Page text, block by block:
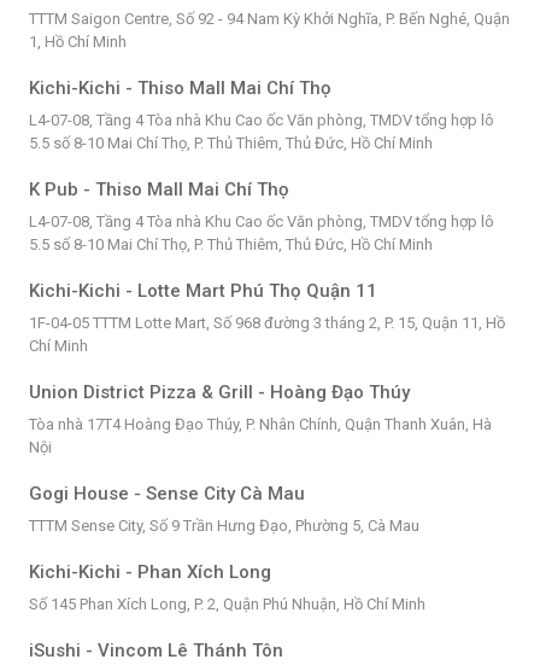
TTTM Saigon Centre, Số 92 - 94 Nam Kỳ Khởi Nghĩa, P. Bến Nghé, Quận
1, Hồ Chí Minh
Kichi-Kichi - Thiso Mall Mai Chí Thọ
L4-07-08, Tầng 4 Tòa nhà Khu Cao ốc Văn phòng, TMDV tổng hợp lô
5.5 số 8-10 Mai Chí Thọ, P. Thủ Thiêm, Thủ Đức, Hồ Chí Minh
K Pub - Thiso Mall Mai Chí Thọ
L4-07-08, Tầng 4 Tòa nhà Khu Cao ốc Văn phòng, TMDV tổng hợp lô
5.5 số 8-10 Mai Chí Thọ, P. Thủ Thiêm, Thủ Đức, Hồ Chí Minh
Kichi-Kichi - Lotte Mart Phú Thọ Quận 11
1F-04-05 TTTM Lotte Mart, Số 968 đường 3 tháng 2, P. 15, Quận 11, Hồ
Chí Minh
Union District Pizza & Grill - Hoàng Đạo Thúy
Tòa nhà 17T4 Hoàng Đạo Thúy, P. Nhân Chính, Quận Thanh Xuân, Hà
Nội
Gogi House - Sense City Cà Mau
TTTM Sense City, Số 9 Trần Hưng Đạo, Phường 5, Cà Mau
Kichi-Kichi - Phan Xích Long
Số 145 Phan Xích Long, P. 2, Quận Phú Nhuận, Hồ Chí Minh
iSushi - Vincom Lê Thánh Tôn